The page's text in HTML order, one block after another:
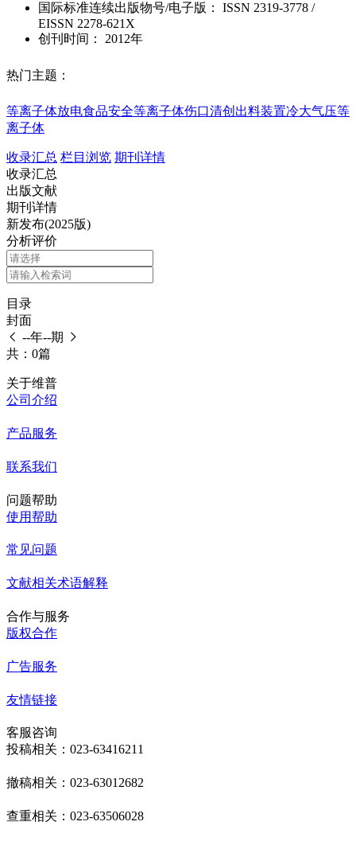
国际标准连续出版物号/电子版 ： ISSN 2319-3778 /
EISSN 2278-621X
创刊时间：
2012年
热门主题：
等离子体放电食品安全等离子体伤口清创 出料装置冷大气压等
离子体
收录汇总 栏目浏览 期刊详情
收录汇总
出版文献
期刊详情
新发布(2025版)
分析评价
目录
封面
--年--期
共：0篇
关于维普
公司介绍
产品服务
联系我们
问题帮助
使用帮助
常见问题
文献相关术语解释
合作与服务
版权合作
广告服务
友情链接
客服咨询
投稿相关：023-63416211
撤稿相关：023-63012682
查重相关：023-63506028